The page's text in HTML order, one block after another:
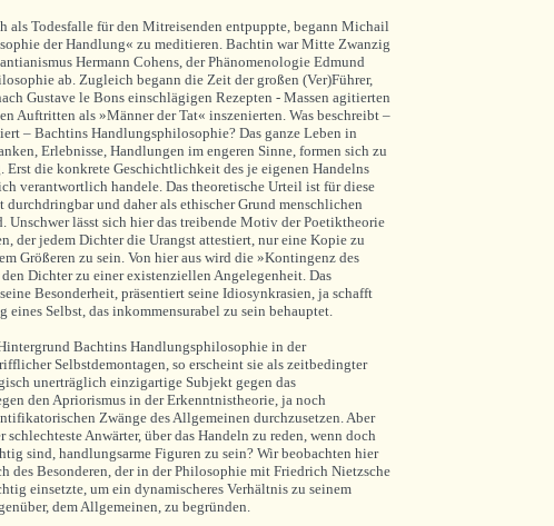
als Todesfalle für den Mitreisenden entpuppte, begann Michail
der Handlung« zu meditieren. Bachtin war Mitte Zwanzig
Hermann Cohens, der Phänomenologie Edmund
ab. Zugleich begann die Zeit der großen (Ver)Führer,
Gustave le Bons einschlägigen Rezepten - Massen agitierten
Auftritten als »Männer der Tat« inszenierten. Was beschreibt –
– Bachtins Handlungsphilosophie? Das ganze Leben in
Erlebnisse, Handlungen im engeren Sinne, formen sich zu
Erst die konkrete Geschichtlichkeit des je eigenen Handelns
verantwortlich handele. Das theoretische Urteil ist für diese
und daher als ethischer Grund menschlichen
Unschwer lässt sich hier das treibende Motiv der Poetiktheorie
der jedem Dichter die Urangst attestiert, nur eine Kopie zu
Größeren zu sein. Von hier aus wird die »Kontingenz des
Dichter zu einer existenziellen Angelegenheit. Das
Besonderheit, präsentiert seine Idiosynkrasien, ja schafft
eines Selbst, das inkommensurabel zu sein behauptet.
Bachtins Handlungsphilosophie in der
Selbstdemontagen, so erscheint sie als zeitbedingter
unerträglich einzigartige Subjekt gegen das
den Apriorismus in der Erkenntnistheorie, ja noch
Zwänge des Allgemeinen durchzusetzen. Aber
Anwärter, über das Handeln zu reden, wenn doch
sind, handlungsarme Figuren zu sein? Wir beobachten hier
des Besonderen, der in der Philosophie mit Friedrich Nietzsche
einsetzte, um ein dynamischeres Verhältnis zu seinem
dem Allgemeinen, zu begründen.